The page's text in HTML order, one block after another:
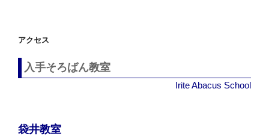
ョ
ン
アクセス
入手そろばん教室
Irite Abacus School
袋井教室